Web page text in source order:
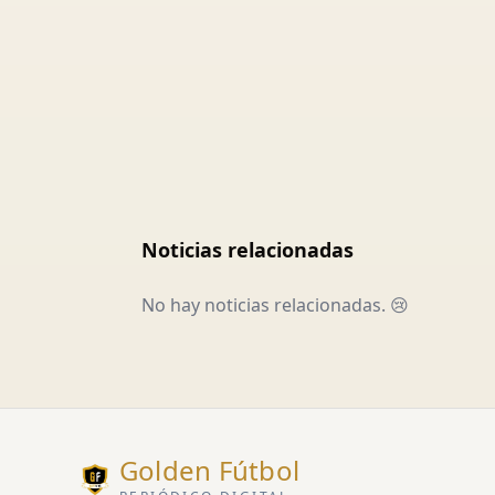
Noticias relacionadas
No hay noticias relacionadas. 😢
Golden Fútbol